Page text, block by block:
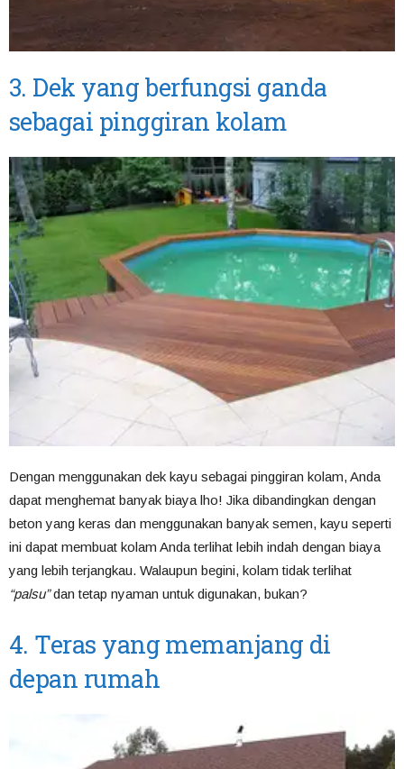
3. Dek yang berfungsi ganda
sebagai pinggiran kolam
Dengan menggunakan dek kayu sebagai pinggiran kolam, Anda
dapat menghemat banyak biaya lho! Jika dibandingkan dengan
beton yang keras dan menggunakan banyak semen, kayu seperti
ini dapat membuat kolam Anda terlihat lebih indah dengan biaya
yang lebih terjangkau. Walaupun begini, kolam tidak terlihat
palsu dan tetap nyaman untuk digunakan, bukan?
4. Teras yang memanjang di
depan rumah